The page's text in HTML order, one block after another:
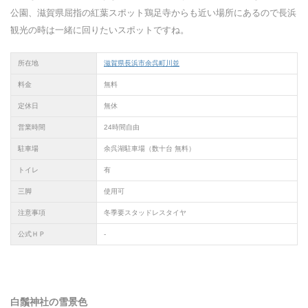
公園、滋賀県屈指の紅葉スポット鶏足寺からも近い場所にあるので長浜
観光の時は一緒に回りたいスポットですね。
所在地 滋賀県長浜市余呉町川並
料金 無料
定休日 無休
営業時間 24時間自由
駐車場 余呉湖駐車場（数十台 無料）
トイレ 有
三脚 使用可
注意事項 冬季要スタッドレスタイヤ
公式ＨＰ -
白鬚神社の雪景色